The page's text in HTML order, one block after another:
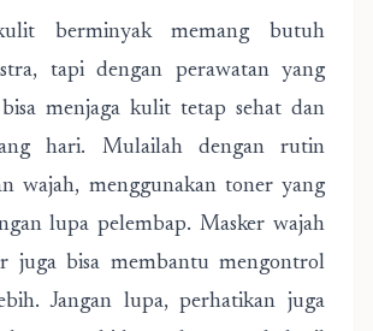
berminyak memang butuh
tapi dengan perawatan yang
menjaga kulit tetap sehat dan
hari. Mulailah dengan rutin
wajah, menggunakan toner yang
lupa pelembap. Masker wajah
juga bisa membantu mengontrol
Jangan lupa, perhatikan juga